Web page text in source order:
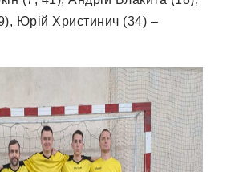
Юрій Христинич (34) –